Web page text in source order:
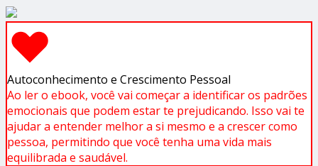
Autoconhecimento e Crescimento Pessoal
Ao ler o ebook, você vai começar a identificar os padrões
emocionais que podem estar te prejudicando. Isso vai te
ajudar a entender melhor a si mesmo e a crescer como
pessoa, permitindo que você tenha uma vida mais
equilibrada e saudável.